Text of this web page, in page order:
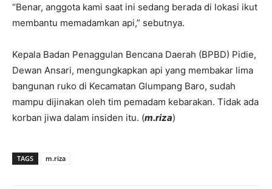
“Benar, anggota kami saat ini sedang berada di lokasi ikut
membantu memadamkan api,” sebutnya.
Kepala Badan Penaggulan Bencana Daerah (BPBD) Pidie,
Dewan Ansari, mengungkapkan api yang membakar lima
bangunan ruko di Kecamatan Glumpang Baro, sudah
mampu dijinakan oleh tim pemadam kebarakan. Tidak ada
korban jiwa dalam insiden itu. (m.riza)
TAGS m.riza